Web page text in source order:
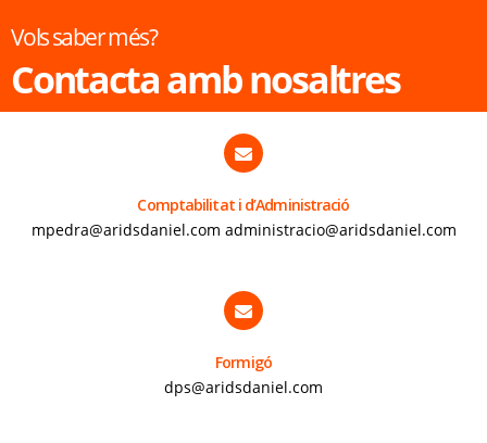
Vols saber més?
Contacta amb nosaltres
Comptabilitat i d’Administració
mpedra@aridsdaniel.com administracio@aridsdaniel.com
Formigó
dps@aridsdaniel.com